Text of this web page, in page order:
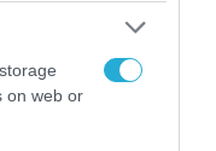
on web or